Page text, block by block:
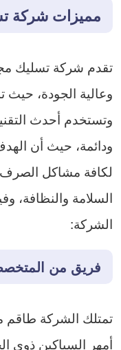
مميزات شركة
تقدم شركة تسليك
وعالية الجودة،
وتستخدم أحدث
ودائمة، حيث أن
لكافة مشاكل الصرف
السلامة والنظافة،
الشركة:
فريق من
تمتلك الشركة طاقم
أمهر السباكين ذوي